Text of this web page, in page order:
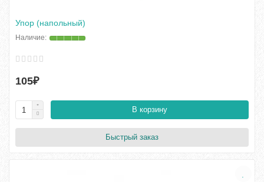
Упор (напольный)
105₽
В корзину
Быстрый заказ